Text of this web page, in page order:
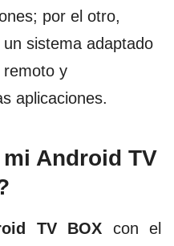
por el otro,
sistema adaptado
remoto y
aplicaciones.
Android TV
TV BOX con el